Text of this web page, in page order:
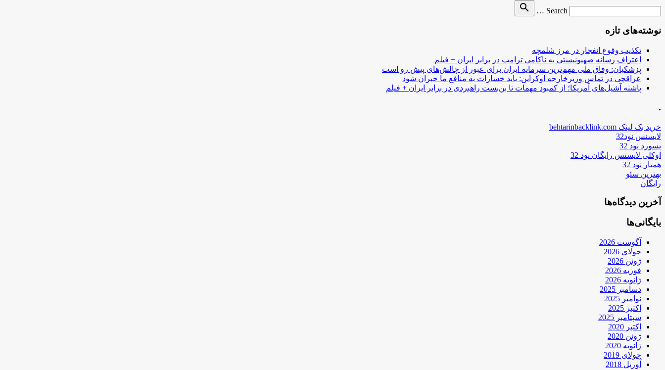
Search …
search
نوشته‌های تازه
تکذیب وقوع انفجار در مرز شلمچه
اعتراف رسانه صهیونیستی به ناکامی ترامپ در برابر ایران + فیلم
پزشکیان: وفاق ملی مهم‌ترین سرمایه ایران برای عبور از چالش‌های پیش رو است
عراقچی در تماس وزیرخارجه اوکراین: باید خسارات به منافع ما جبران شود
پاشنه آشیل‌های آمریکا؛ از کمبود مهمات تا بن‌بست راهبردی در برابر ایران + فیلم
.
خرید بک لینک behtarinbacklink.com
لایسنس نود32
پسورد نود 32
اوکلی لایسنس رایگان نود 32
همیار نود 32
بهترین سئو
رایگان
آخرین دیدگاه‌ها
بایگانی‌ها
آگوست 2026
جولای 2026
ژوئن 2026
فوریه 2026
ژانویه 2026
دسامبر 2025
نوامبر 2025
اکتبر 2025
سپتامبر 2025
اکتبر 2020
ژوئن 2020
ژانویه 2020
جولای 2019
آوریل 2018